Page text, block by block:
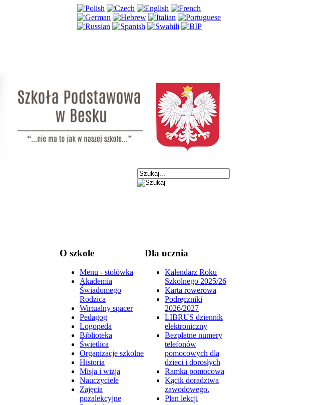
O szkole
Menu - stołówka
Akademia
Świadomego
Rodzica
Wirtualny spacer
Pedagog
Logopeda
Biblioteka
Świetlica
Organizacje szkolne
Historia
Misja i wizja
Nauczyciele
Zajęcia
pozalekcyjne
Dla ucznia
Kalendarz Roku
Szkolnego 2025/26
Karta rowerowa
Podręczniki
2026/2027
LIBRUS dziennik
elektroniczny
Bezpłatne numery
telefonów
pomocowych dla
dzieci i dorosłych
Ramka pomocowa
Kącik doradztwa
zawodowego.
Plan lekcji